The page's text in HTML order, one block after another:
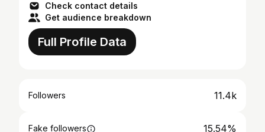
Check contact details
Get audience breakdown
Full Profile Data
Followers 11.4k
Fake followers 15.54%